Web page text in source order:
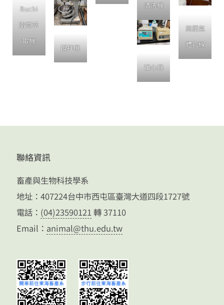
Buchi
脂質萃
取機
攪拌機
清洗機
離心機
高壓氣
體管線
聯絡資訊
畜產與生物科技學系
地址：407224台中市西屯區臺灣大道四段1727號
電話： (04)23590121 轉 37110
Email： animal@thu.edu.tw